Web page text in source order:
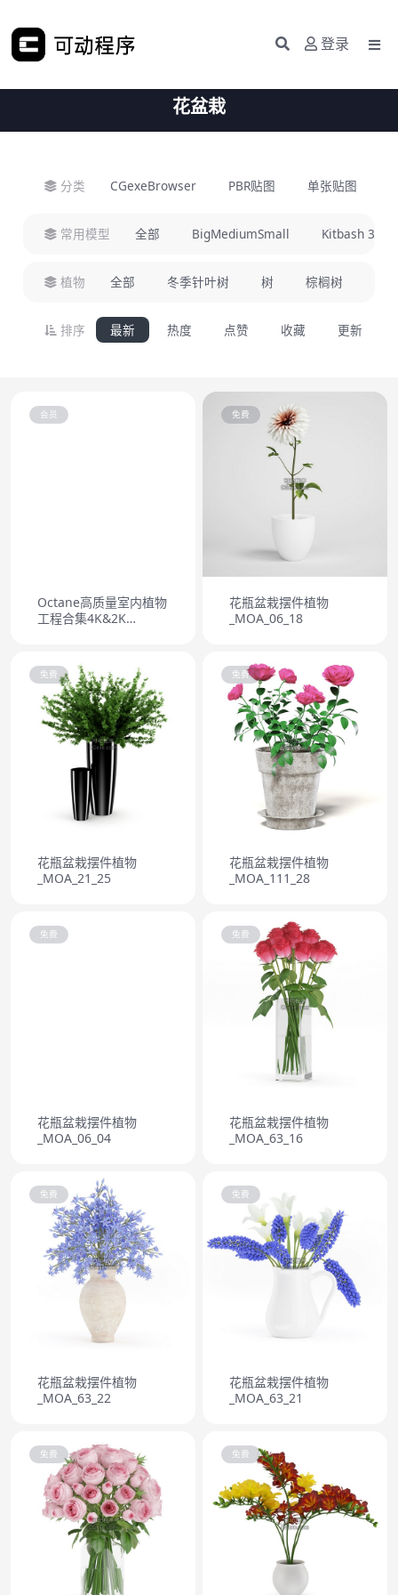
登录
花盆栽
分类 CGexeBrowser PBR贴图 单张贴图
常用模型 全部 BigMediumSmall Kitbash 3D
植物 全部 冬季针叶树 树 棕榈树
排序 最新 热度 点赞 收藏 更新
会员
Octane高质量室内植物
工程合集4K&2K
免费
花瓶盆栽摆件植物
_MOA_06_18
免费
花瓶盆栽摆件植物
_MOA_21_25
免费
花瓶盆栽摆件植物
_MOA_111_28
免费
花瓶盆栽摆件植物
_MOA_06_04
免费
花瓶盆栽摆件植物
_MOA_63_16
免费
花瓶盆栽摆件植物
_MOA_63_22
免费
花瓶盆栽摆件植物
_MOA_63_21
免费 免费